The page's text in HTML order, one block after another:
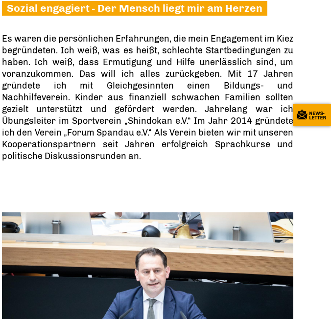
Sozial engagiert - Der Mensch liegt mir am Herzen
Es waren die persönlichen Erfahrungen, die mein Engagement im Kiez
begründeten. Ich weiß, was es heißt, schlechte Startbedingungen zu
haben. Ich weiß, dass Ermutigung und Hilfe unerlässlich sind, um
voranzukommen. Das will ich alles zurückgeben. Mit 17 Jahren
gründete ich mit Gleichgesinnten einen Bildungs- und
Nachhilfeverein. Kinder aus finanziell schwachen Familien sollten
gezielt unterstützt und gefördert werden. Jahrelang war ich
Übungsleiter im Sportverein „Shindokan e.V.“ Im Jahr 2014 gründete
ich den Verein „Forum Spandau e.V.“ Als Verein bieten wir mit unseren
Kooperationspartnern seit Jahren erfolgreich Sprachkurse und
politische Diskussionsrunden an.